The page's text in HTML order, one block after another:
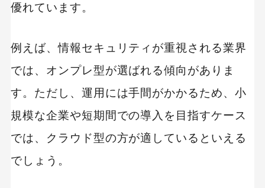
優れています。
例えば、情報セキュリティが重視される業界
では、オンプレ型が選ばれる傾向がありま
す。ただし、運用には手間がかかるため、小
規模な企業や短期間での導入を目指すケース
では、クラウド型の方が適しているといえる
でしょう。